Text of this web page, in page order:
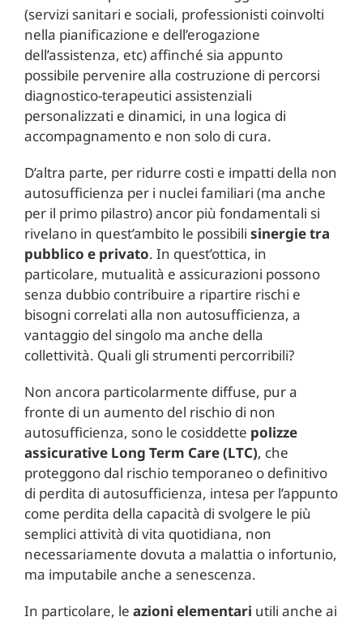
(servizi sanitari e sociali, professionisti coinvolti
nella pianificazione e dell’erogazione
dell’assistenza, etc) affinché sia appunto
possibile pervenire alla costruzione di percorsi
diagnostico-terapeutici assistenziali
personalizzati e dinamici, in una logica di
accompagnamento e non solo di cura.
D’altra parte, per ridurre costi e impatti della non
autosufficienza per i nuclei familiari (ma anche
per il primo pilastro) ancor più fondamentali si
rivelano in quest’ambito le possibili sinergie tra
pubblico e privato. In quest’ottica, in
particolare, mutualità e assicurazioni possono
senza dubbio contribuire a ripartire rischi e
bisogni correlati alla non autosufficienza, a
vantaggio del singolo ma anche della
collettività. Quali gli strumenti percorribili?
Non ancora particolarmente diffuse, pur a
fronte di un aumento del rischio di non
autosufficienza, sono le cosiddette polizze
assicurative Long Term Care (LTC), che
proteggono dal rischio temporaneo o definitivo
di perdita di autosufficienza, intesa per l’appunto
come perdita della capacità di svolgere le più
semplici attività di vita quotidiana, non
necessariamente dovuta a malattia o infortunio,
ma imputabile anche a senescenza.
In particolare, le azioni elementari utili anche ai